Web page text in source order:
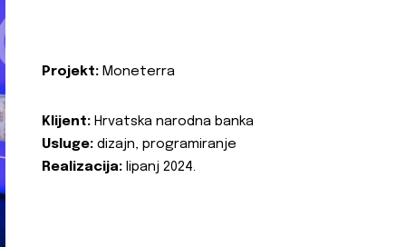
Projekt: Moneterra
Klijent: Hrvatska narodna banka
Usluge: dizajn, programiranje
Realizacija: lipanj 2024.